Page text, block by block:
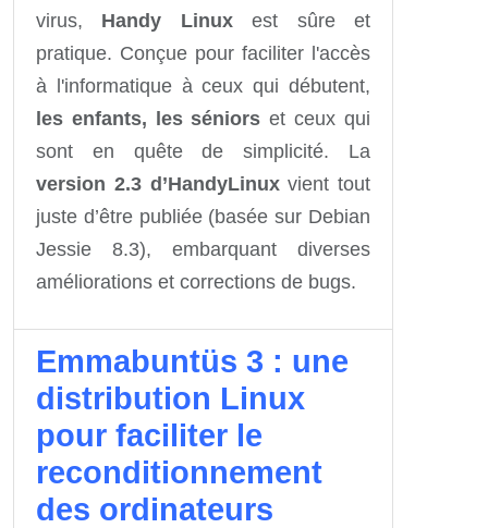
virus, Handy Linuxest sûre et
pratique. Conçue pour faciliter l'accès
à l'informatique à ceux qui débutent,
les enfants, les séniors et ceux qui
sont en quête de simplicité. La
version 2.3 d’HandyLinuxvient tout
juste d’être publiée (basée sur Debian
Jessie 8.3), embarquant diverses
améliorations et corrections de bugs.
Emmabuntüs 3 : une
distribution Linux
pour faciliter le
reconditionnement
des ordinateurs